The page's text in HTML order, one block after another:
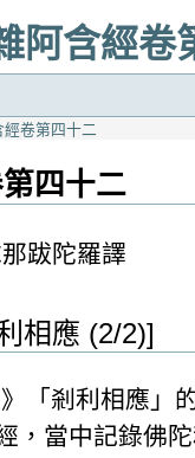
阿含經卷
經卷第四十二
四十二
跋陀羅譯
相應 (2/2)]
》「剎利相應」
，當中記錄佛